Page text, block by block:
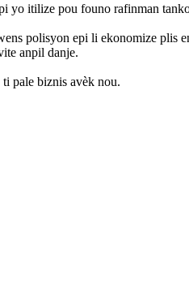
yo itilize pou founo rafinman
polisyon epi li ekonomize
anpil danje.
pale biznis avèk nou.